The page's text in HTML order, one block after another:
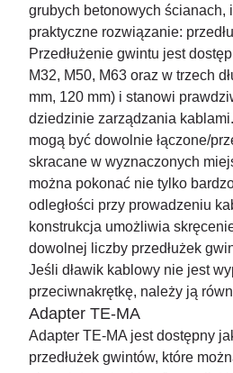
grubych betonowych ścianach,
praktyczne rozwiązanie:
Przedłużenie gwintu jest
M32, M50, M63 oraz w trzech
mm, 120 mm) i stanowi
dziedzinie zarządzania
mogą być dowolnie łączone/
skracane w wyznaczonych
można pokonać nie tylko
odległości przy prowadzeniu
konstrukcja umożliwia
dowolnej liczby przedłużek
Jeśli dławik kablowy nie jest
przeciwnakrętkę, należy ją
Adapter TE-MA
Adapter TE-MA jest dostępny
przedłużek gwintów, które